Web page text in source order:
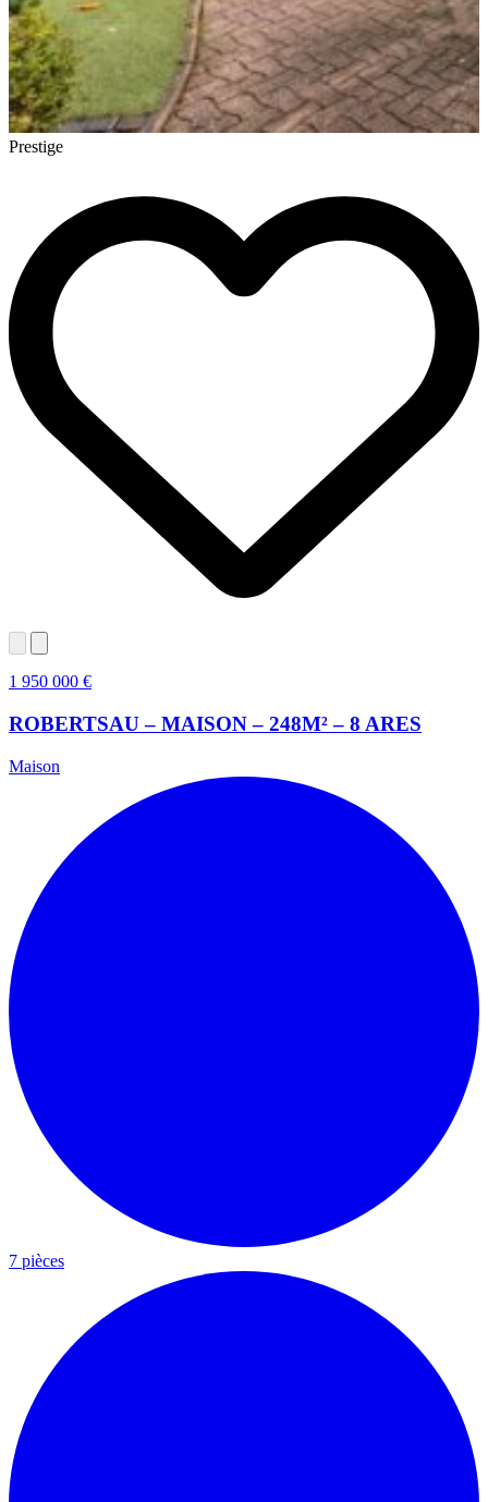
Prestige
1 950 000 €
ROBERTSAU – MAISON – 248M² – 8 ARES
Maison
7 pièces